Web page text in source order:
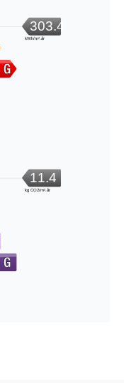
303.4
kWh/m².år
11.4
kg CO2/m².år